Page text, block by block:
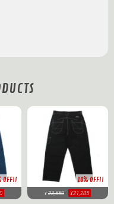
OFF!! 10% OFF!!
¥ 23,650 ¥21,285